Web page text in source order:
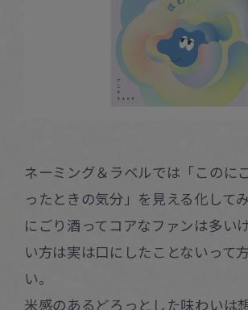
ネーミング＆ラベルでは「このに
ったときの気分」を見える化して
にごり酒ってコアなファンは多い
い方は実は口にしたことないって
い。
米感のあるどろっとした味わいは